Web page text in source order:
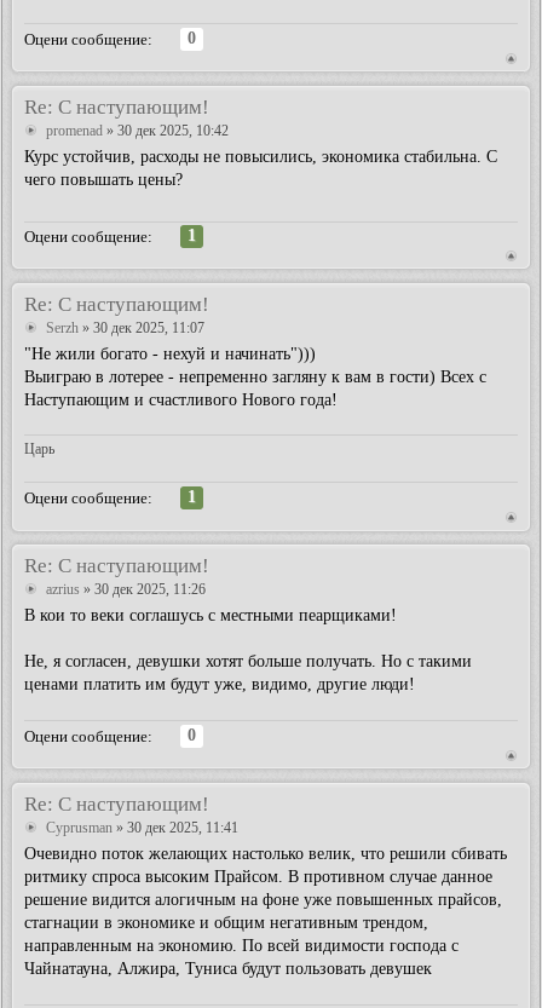
Оцени сообщение:
0
Re: С наступающим!
promenad » 30 дек 2025, 10:42
Курс устойчив, расходы не повысились, экономика стабильна. С
чего повышать цены?
Оцени сообщение:
1
Re: С наступающим!
Serzh » 30 дек 2025, 11:07
"Не жили богато - нехуй и начинать")))
Выиграю в лотерее - непременно загляну к вам в гости) Всех с
Наступающим и счастливого Нового года!
Царь
Оцени сообщение:
1
Re: С наступающим!
azrius » 30 дек 2025, 11:26
В кои то веки соглашусь с местными пеарщиками!
Не, я согласен, девушки хотят больше получать. Но с такими
ценами платить им будут уже, видимо, другие люди!
Оцени сообщение:
0
Re: С наступающим!
Cyprusman » 30 дек 2025, 11:41
Очевидно поток желающих настолько велик, что решили сбивать
ритмику спроса высоким Прайсом. В противном случае данное
решение видится алогичным на фоне уже повышенных прайсов,
стагнации в экономике и общим негативным трендом,
направленным на экономию. По всей видимости господа с
Чайнатауна, Алжира, Туниса будут пользовать девушек